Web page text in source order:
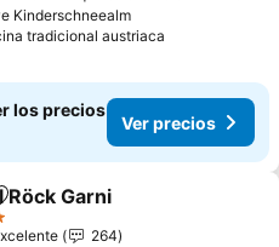
Kinderschneealm
tradicional austriaca
los precios
Ver precios
a favoritos
Röck Garni
264